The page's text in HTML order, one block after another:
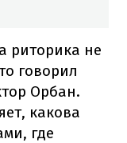
риторика не
говорил
Орбан.
какова
где